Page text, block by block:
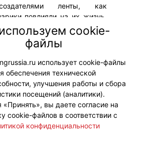
ленты, как
повлияли на их жизнь,
в целом возникла идея
игровое кино и
и, разумеется, кто из
какой Смешарик.
cookie-
файлы
использует cookie-файлы
обеспечения технической
улучшения работы и сбора
посещений (аналитики).
вы даете согласие на
cookie-файлов в соответствии с
конфиденциальности